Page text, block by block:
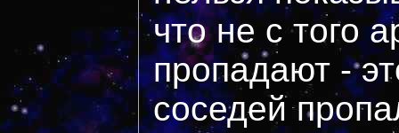
что не с того
пропадают -
соседей